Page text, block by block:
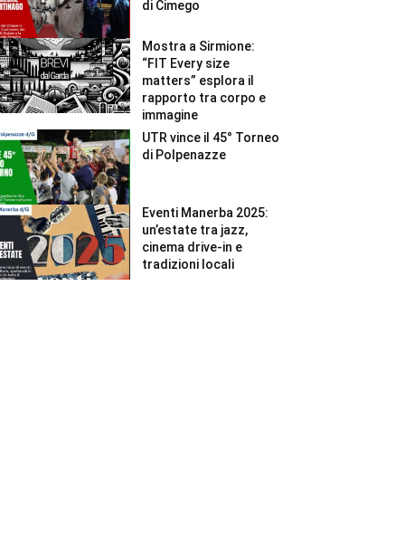
di Cimego
Mostra a Sirmione:
“FIT Every size
matters” esplora il
rapporto tra corpo e
immagine
UTR vince il 45° Torneo
di Polpenazze
Eventi Manerba 2025:
un’estate tra jazz,
cinema drive-in e
tradizioni locali